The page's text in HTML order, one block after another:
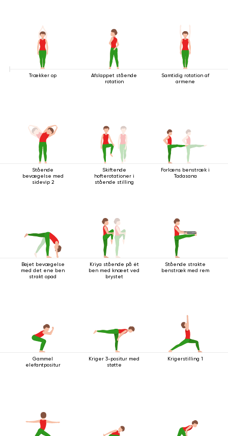
Trækker op
Afslappet stående
rotation
Samtidig rotation af
armene
Stående
bevægelse med
sidevip 2
Skiftende
hofterotationer i
stående stilling
Forlæns benstræk i
Tadasana
Bøjet bevægelse
med det ene ben
strakt opad
Kriya stående på ét
ben med knæet ved
brystet
Stående strakte
benstræk med rem
Gammel
elefantpositur
Kriger 3-positur med
støtte
Krigerstilling 1